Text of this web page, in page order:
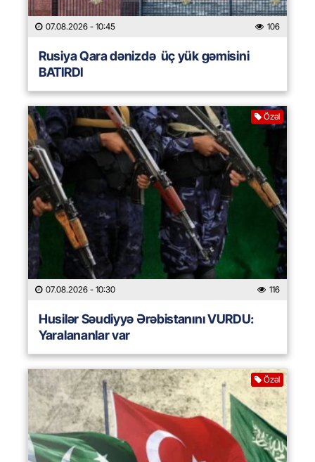
07.08.2026 - 10:45 106
Rusiya Qara dənizdə üç yük gəmisini
BATIRDI
Özəl
07.08.2026 - 10:30 116
Husilər Səudiyyə Ərəbistanını VURDU:
Yaralananlar var
Özəl